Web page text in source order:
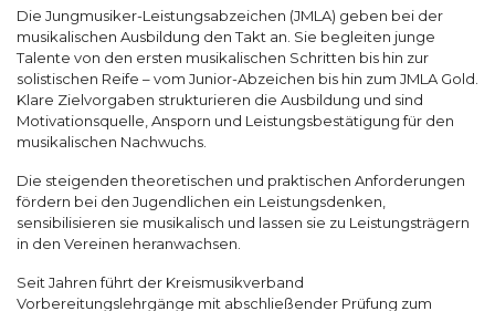
Die Jungmusiker-Leistungsabzeichen (JMLA) geben bei der
musikalischen Ausbildung den Takt an. Sie begleiten junge
Talente von den ersten musikalischen Schritten bis hin zur
solistischen Reife – vom Junior-Abzeichen bis hin zum JMLA Gold.
Klare Zielvorgaben strukturieren die Ausbildung und sind
Motivationsquelle, Ansporn und Leistungsbestätigung für den
musikalischen Nachwuchs.
Die steigenden theoretischen und praktischen Anforderungen
fördern bei den Jugendlichen ein Leistungsdenken,
sensibilisieren sie musikalisch und lassen sie zu Leistungsträgern
in den Vereinen heranwachsen.
Seit Jahren führt der Kreismusikverband
Vorbereitungslehrgänge mit abschließender Prüfung zum